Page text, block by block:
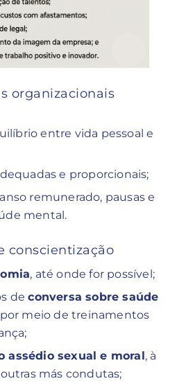
organizacionais
entre vida pessoal e
e proporcionais;
remunerado, pausas e
mental.
conscientização
, até onde for possível;
deconversa sobre saúde
meio de treinamentos
assédio sexual e moral, à
más condutas;